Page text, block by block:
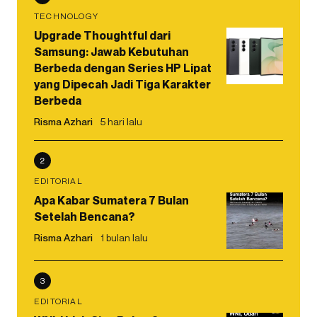
TECHNOLOGY
Upgrade Thoughtful dari
Samsung: Jawab Kebutuhan
Berbeda dengan Series HP Lipat
yang Dipecah Jadi Tiga Karakter
Berbeda
Risma Azhari 5 hari lalu
2
EDITORIAL
Apa Kabar Sumatera 7 Bulan
Setelah Bencana?
Risma Azhari 1 bulan lalu
3
EDITORIAL